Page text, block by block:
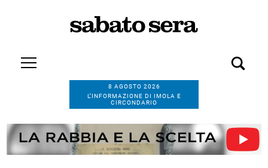
8 AGOSTO 2026
L’INFORMAZIONE DI IMOLA E
CIRCONDARIO